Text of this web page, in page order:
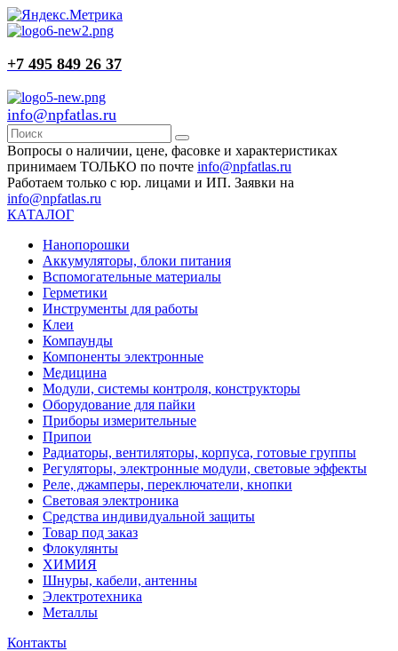
+7 495 849 26 37
info@npfatlas.ru
Вопросы о наличии, цене, фасовке и характеристиках
принимаем ТОЛЬКО по почте info@npfatlas.ru
Работаем только с юр. лицами и ИП. Заявки на
info@npfatlas.ru
КАТАЛОГ
Нанопорошки
Аккумуляторы, блоки питания
Вспомогательные материалы
Герметики
Инструменты для работы
Клеи
Компаунды
Компоненты электронные
Медицина
Модули, системы контроля, конструкторы
Оборудование для пайки
Приборы измерительные
Припои
Радиаторы, вентиляторы, корпуса, готовые группы
Регуляторы, электронные модули, световые эффекты
Реле, джамперы, переключатели, кнопки
Световая электроника
Средства индивидуальной защиты
Товар под заказ
Флокулянты
ХИМИЯ
Шнуры, кабели, антенны
Электротехника
Металлы
Контакты